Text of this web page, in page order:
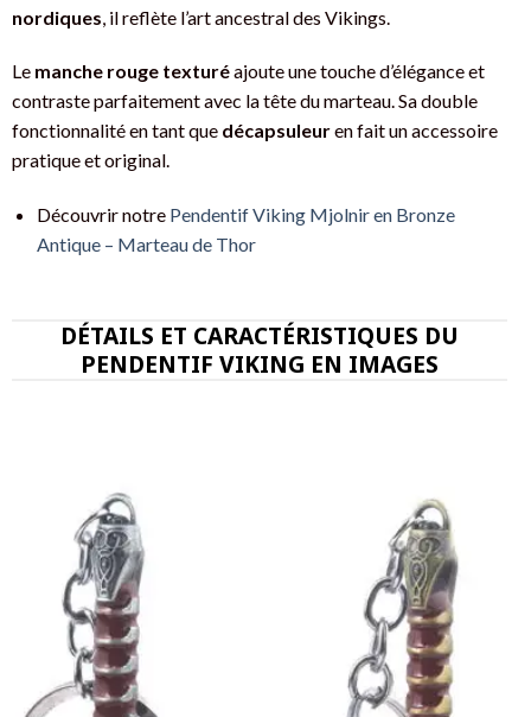
nordiques , il reflète l’art ancestral des Vikings.
Le manche rouge texturéajoute une touche d’élégance et
contraste parfaitement avec la tête du marteau. Sa double
fonctionnalité en tant que décapsuleuren fait un accessoire
pratique et original.
Découvrir notre Pendentif Viking Mjolnir en Bronze
Antique – Marteau de Thor
DÉTAILS ET CARACTÉRISTIQUES DU
PENDENTIF VIKING EN IMAGES